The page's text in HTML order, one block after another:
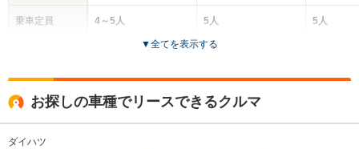
乗車定員 4～5人
全高
1.83m～1.92m
5人
5ドア
1.62m
5人
▼全てを表示する
お探しの車種でリースできるクルマ
ダイハツ